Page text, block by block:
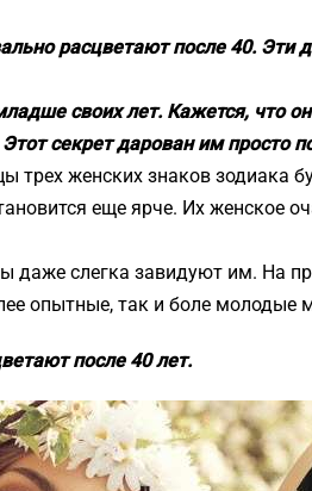
расцветают после 40. Эти
своих лет. Кажется, что
секрет дарован им просто
трех женских знаков зодиака
еще ярче. Их женское
слегка завидуют им. На
опытные, так и боле молодые
после 40 лет.